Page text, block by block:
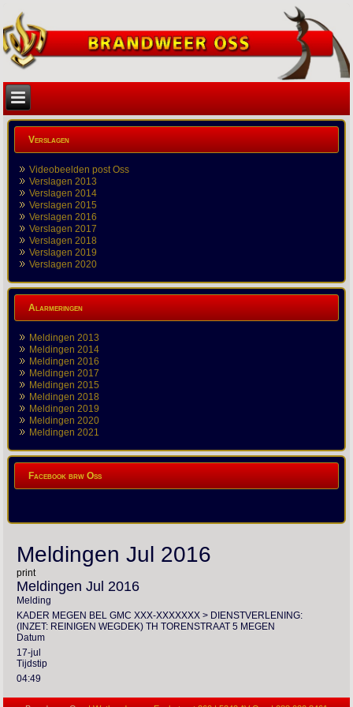
Verslagen
Videobeelden post Oss
Verslagen 2013
Verslagen 2014
Verslagen 2015
Verslagen 2016
Verslagen 2017
Verslagen 2018
Verslagen 2019
Verslagen 2020
Alarmeringen
Meldingen 2013
Meldingen 2014
Meldingen 2016
Meldingen 2017
Meldingen 2015
Meldingen 2018
Meldingen 2019
Meldingen 2020
Meldingen 2021
Facebook brw Oss
Meldingen Jul 2016
print
Meldingen Jul 2016
Melding
KADER MEGEN BEL GMC XXX-XXXXXXX > DIENSTVERLENING:
(INZET: REINIGEN WEGDEK) TH TORENSTRAAT 5 MEGEN
Datum
17-jul
Tijdstip
04:49